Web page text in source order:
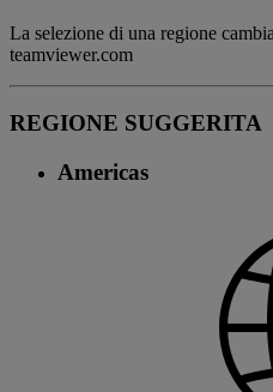
La selezione di una regione
teamviewer.com
REGIONE SUGGERITA
Americas